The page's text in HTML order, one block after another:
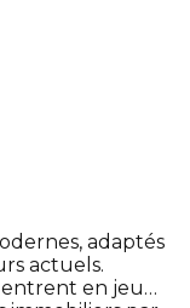
adaptés
actuels.
entrent en jeu…